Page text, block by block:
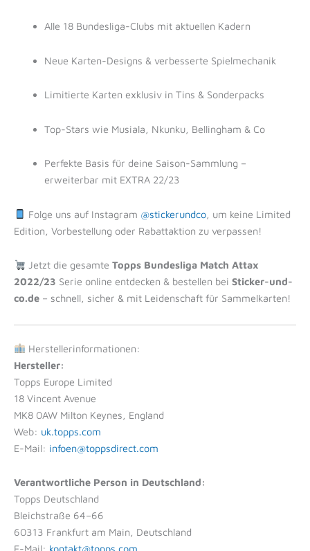
Alle 18 Bundesliga-Clubs mit aktuellen Kadern
Neue Karten-Designs & verbesserte Spielmechanik
Limitierte Karten exklusiv in Tins & Sonderpacks
Top-Stars wie Musiala, Nkunku, Bellingham & Co
Perfekte Basis für deine Saison-Sammlung –
erweiterbar mit EXTRA 22/23
Folge uns auf Instagram @stickerundco, um keine Limited
Edition, Vorbestellung oder Rabattaktion zu verpassen!
Jetzt die gesamte Topps Bundesliga Match Attax
2022/23 Serie online entdecken & bestellen bei Sticker-und-
co.de – schnell, sicher & mit Leidenschaft für Sammelkarten!
Herstellerinformationen:
Hersteller:
Topps Europe Limited
18 Vincent Avenue
MK8 0AW Milton Keynes, England
Web: uk.topps.com
E-Mail: infoen@toppsdirect.com
Verantwortliche Person in Deutschland:
Topps Deutschland
Bleichstraße 64–66
60313 Frankfurt am Main, Deutschland
E-Mail: kontakt@topps.com